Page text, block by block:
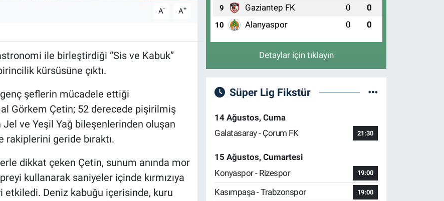
A- A+
ile birleştirdiği “Sis ve Kabuk”
kürsüsüne çıktı.
genç şeflerin mücadele ettiği
Görkem Çetin; 52 derecede pişirilmiş
ve Yeşil Yağ bileşenlerinden oluşan
geride bıraktı.
dikkat çeken Çetin, sunum anında mor
kullanarak saniyeler içinde kırmızıya
Deniz kabuğu içerisinde, kuru
9 Gaziantep FK 0 0
10 Alanyaspor 0 0
Detaylar için tıklayın
Süper Lig Fikstür
14 Ağustos, Cuma
Galatasaray - Çorum FK
21:30
15 Ağustos, Cumartesi
Konyaspor - Rizespor
19:00
Kasımpaşa - Trabzonspor 19:00